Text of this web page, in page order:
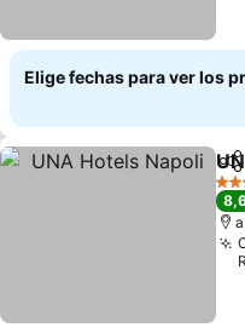
Elige fechas para ver los
4